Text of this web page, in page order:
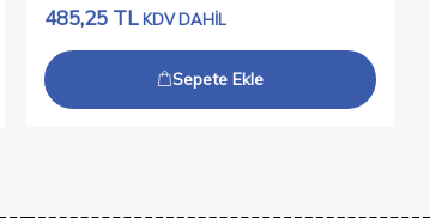
485,25TLKDV DAHİL
Sepete Ekle